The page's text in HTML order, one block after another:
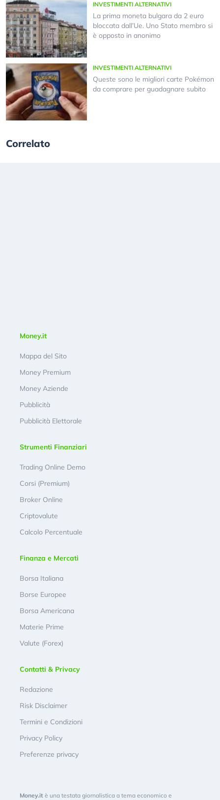
INVESTIMENTI ALTERNATIVI
La prima moneta bulgara da 2 euro
bloccata dall’Ue. Uno Stato membro si
è opposto in anonimo
INVESTIMENTI ALTERNATIVI
Queste sono le migliori carte Pokémon
da comprare per guadagnare subito
Correlato
Money.it
Mappa del Sito
Money Premium
Money Aziende
Pubblicità
Pubblicità Elettorale
Strumenti Finanziari
Trading Online Demo
Corsi (Premium)
Broker Online
Criptovalute
Calcolo Percentuale
Finanza e Mercati
Borsa Italiana
Borse Europee
Borsa Americana
Materie Prime
Valute (Forex)
Contatti & Privacy
Redazione
Risk Disclaimer
Termini e Condizioni
Privacy Policy
Preferenze privacy
Money.it è una testata giornalistica a tema economico e